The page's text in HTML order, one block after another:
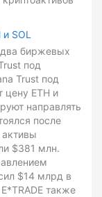
SOL
два биржевых
под
Trust под
цену ETH и
направлять
после
$381 млн.
$14 млрд в
также